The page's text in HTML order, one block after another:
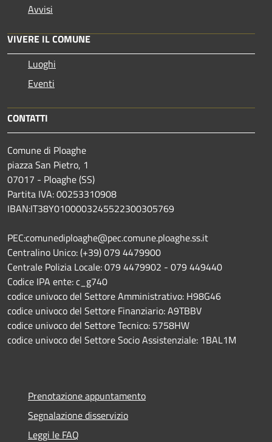
Avvisi
VIVERE IL COMUNE
Luoghi
Eventi
CONTATTI
Comune di Ploaghe
piazza San Pietro, 1
07017 - Ploaghe (SS)
Partita IVA: 00253310908
IBAN:IT38Y0100003245522300305769
PEC:comunediploaghe@pec.comune.ploaghe.ss.it
Centralino Unico: (+39) 079 4479900
Centrale Polizia Locale: 079 4479902 - 079 449440
Codice IPA ente: c_g740
codice univoco del Settore Amministrativo: H98G46
codice univoco del Settore Finanziario: A9TBBV
codice univoco del Settore Tecnico: 5758HW
codice univoco del Settore Socio Assistenziale: 1BAL1M
Prenotazione appuntamento
Segnalazione disservizio
Leggi le FAQ